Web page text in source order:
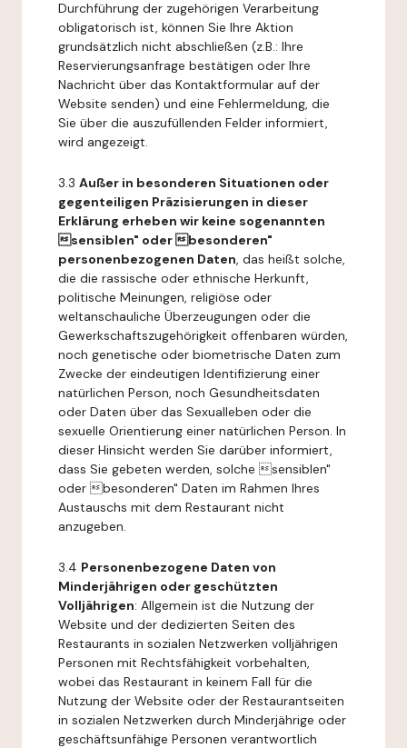
Durchführung der zugehörigen Verarbeitung
obligatorisch ist, können Sie Ihre Aktion
grundsätzlich nicht abschließen (z.B.: Ihre
Reservierungsanfrage bestätigen oder Ihre
Nachricht über das Kontaktformular auf der
Website senden) und eine Fehlermeldung, die
Sie über die auszufüllenden Felder informiert,
wird angezeigt.
3.3 Außer in besonderen Situationen oder
gegenteiligen Präzisierungen in dieser
Erklärung erheben wir keine sogenannten
sensiblen" oder besonderen"
personenbezogenen Daten, das heißt solche,
die die rassische oder ethnische Herkunft,
politische Meinungen, religiöse oder
weltanschauliche Überzeugungen oder die
Gewerkschaftszugehörigkeit offenbaren würden,
noch genetische oder biometrische Daten zum
Zwecke der eindeutigen Identifizierung einer
natürlichen Person, noch Gesundheitsdaten
oder Daten über das Sexualleben oder die
sexuelle Orientierung einer natürlichen Person. In
dieser Hinsicht werden Sie darüber informiert,
dass Sie gebeten werden, solche sensiblen"
oder besonderen" Daten im Rahmen Ihres
Austauschs mit dem Restaurant nicht
anzugeben.
3.4 Personenbezogene Daten von
Minderjährigen oder geschützten
Volljährigen: Allgemein ist die Nutzung der
Website und der dedizierten Seiten des
Restaurants in sozialen Netzwerken volljährigen
Personen mit Rechtsfähigkeit vorbehalten,
wobei das Restaurant in keinem Fall für die
Nutzung der Website oder der Restaurantseiten
in sozialen Netzwerken durch Minderjährige oder
geschäftsunfähige Personen verantwortlich